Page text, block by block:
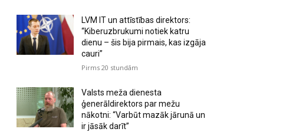
LVM IT un attīstības direktors:
“Kiberuzbrukumi notiek katru
dienu – šis bija pirmais, kas izgāja
cauri”
Pirms 20 stundām
Valsts meža dienesta
ģenerāldirektors par mežu
nākotni: “Varbūt mazāk jārunā un
ir jāsāk darīt”